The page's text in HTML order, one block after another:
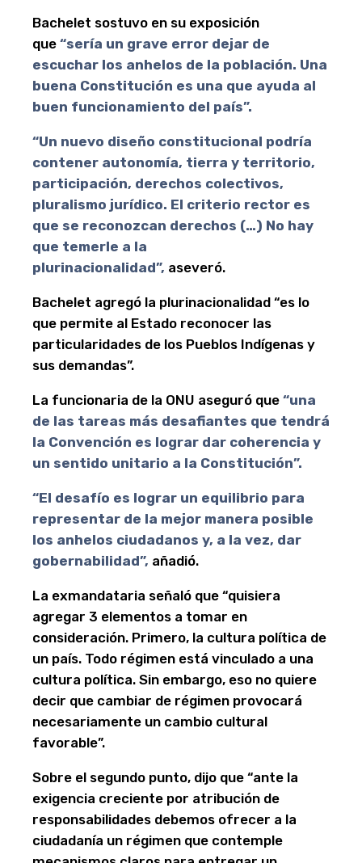
Bachelet sostuvo en su exposición
que “sería un grave error dejar de
escuchar los anhelos de la población. Una
buena Constitución es una que ayuda al
buen funcionamiento del país”.
“Un nuevo diseño constitucional podría
contener autonomía, tierra y territorio,
participación, derechos colectivos,
pluralismo jurídico. El criterio rector es
que se reconozcan derechos (…) No hay
que temerle a la
plurinacionalidad”, aseveró.
Bachelet agregó la plurinacionalidad “es lo
que permite al Estado reconocer las
particularidades de los Pueblos Indígenas y
sus demandas”.
La funcionaria de la ONU aseguró que “una
de las tareas más desafiantes que tendrá
la Convención es lograr dar coherencia y
un sentido unitario a la Constitución”.
“El desafío es lograr un equilibrio para
representar de la mejor manera posible
los anhelos ciudadanos y, a la vez, dar
gobernabilidad”, añadió.
La exmandataria señaló que “quisiera
agregar 3 elementos a tomar en
consideración. Primero, la cultura política de
un país. Todo régimen está vinculado a una
cultura política. Sin embargo, eso no quiere
decir que cambiar de régimen provocará
necesariamente un cambio cultural
favorable”.
Sobre el segundo punto, dijo que “ante la
exigencia creciente por atribución de
responsabilidades debemos ofrecer a la
ciudadanía un régimen que contemple